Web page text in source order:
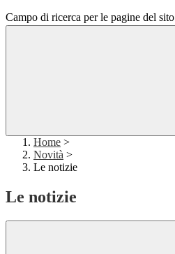
Campo di ricerca per le pagine del sito
Home >
Novità >
Le notizie
Le notizie